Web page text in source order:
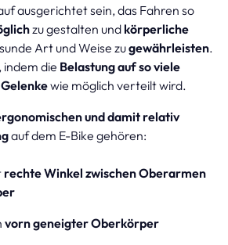
ausgerichtet sein, das Fahren so
zu gestalten und körperliche
Art und Weise zugewährleisten.
indem die Belastung auf so viele
wie möglich verteilt wird.
und damit relativ
auf dem E-Bike gehören:
rechte Winkel zwischen Oberarmen
vorn geneigter Oberkörper